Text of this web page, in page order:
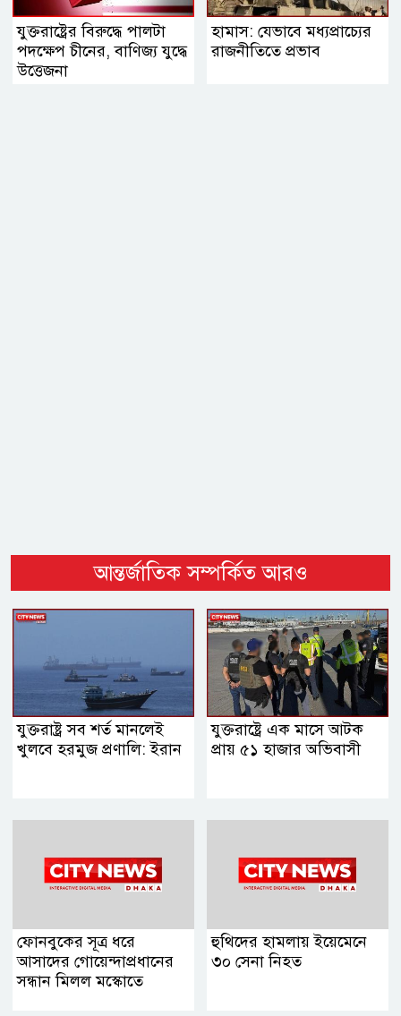
যুক্তরাষ্ট্রের বিরুদ্ধে পালটা
পদক্ষেপ চীনের, বাণিজ্য যুদ্ধে
‍উত্তেজনা
হামাস: যেভাবে মধ্যপ্রাচ্যের
রাজনীতিতে প্রভাব
আন্তর্জাতিক সম্পর্কিত আরও
যুক্তরাষ্ট্র সব শর্ত মানলেই
খুলবে হরমুজ প্রণালি: ইরান
যুক্তরাষ্ট্রে এক মাসে আটক
প্রায় ৫১ হাজার অভিবাসী
ফোনবুকের সূত্র ধরে
আসাদের গোয়েন্দাপ্রধানের
সন্ধান মিলল মস্কোতে
হুথিদের হামলায় ইয়েমেনে
৩০ সেনা নিহত